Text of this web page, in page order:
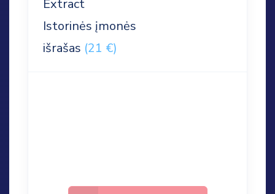
Extract
Istorinės įmonės
išrašas (21 €)